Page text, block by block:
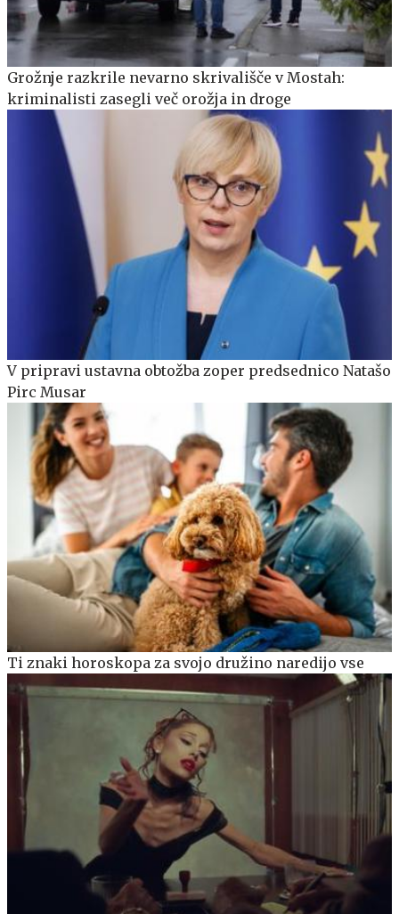
Grožnje razkrile nevarno skrivališče v Mostah:
kriminalisti zasegli več orožja in droge
V pripravi ustavna obtožba zoper predsednico Natašo
Pirc Musar
Ti znaki horoskopa za svojo družino naredijo vse